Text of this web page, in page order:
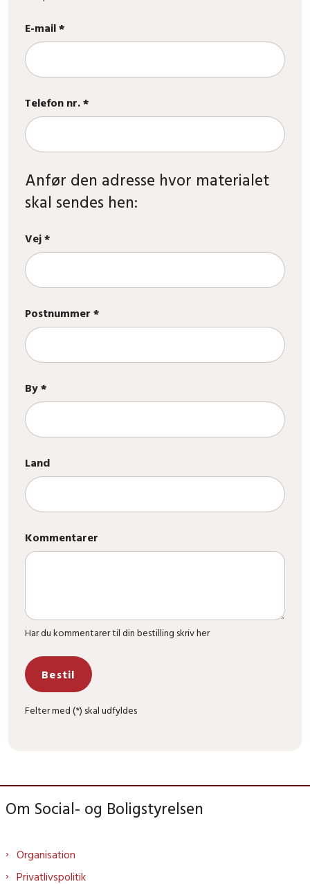
E-mail *
Telefon nr. *
Anfør den adresse hvor materialet
skal sendes hen:
Vej *
Postnummer *
By *
Land
Kommentarer
Har du kommentarer til din bestilling skriv her
Bestil
Felter med (*) skal udfyldes
Om Social- og Boligstyrelsen
Organisation
Privatlivspolitik